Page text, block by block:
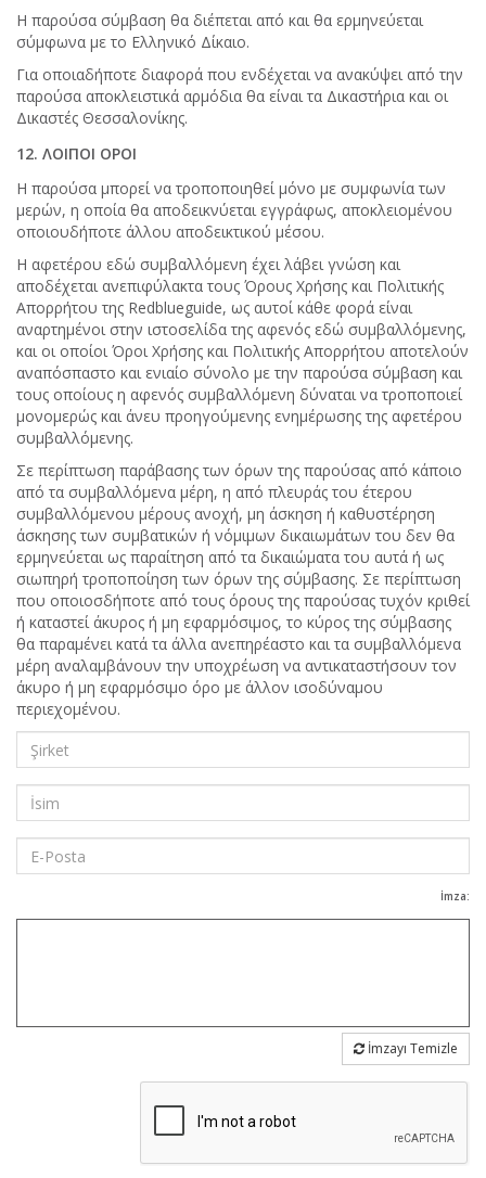
Η παρούσα σύμβαση θα διέπεται από και θα ερμηνεύεται
σύμφωνα με το Ελληνικό Δίκαιο.
Για οποιαδήποτε διαφορά που ενδέχεται να ανακύψει από την
παρούσα αποκλειστικά αρμόδια θα είναι τα Δικαστήρια και οι
Δικαστές Θεσσαλονίκης.
12. ΛΟΙΠΟΙ ΟΡΟΙ
Η παρούσα μπορεί να τροποποιηθεί μόνο με συμφωνία των
μερών, η οποία θα αποδεικνύεται εγγράφως, αποκλειομένου
οποιουδήποτε άλλου αποδεικτικού μέσου.
Η αφετέρου εδώ συμβαλλόμενη έχει λάβει γνώση και
αποδέχεται ανεπιφύλακτα τους Όρους Χρήσης και Πολιτικής
Απορρήτου της Redblueguide, ως αυτοί κάθε φορά είναι
αναρτημένοι στην ιστοσελίδα της αφενός εδώ συμβαλλόμενης,
και οι οποίοι Όροι Χρήσης και Πολιτικής Απορρήτου αποτελούν
αναπόσπαστο και ενιαίο σύνολο με την παρούσα σύμβαση και
τους οποίους η αφενός συμβαλλόμενη δύναται να τροποποιεί
μονομερώς και άνευ προηγούμενης ενημέρωσης της αφετέρου
συμβαλλόμενης.
Σε περίπτωση παράβασης των όρων της παρούσας από κάποιο
από τα συμβαλλόμενα μέρη, η από πλευράς του έτερου
συμβαλλόμενου μέρους ανοχή, μη άσκηση ή καθυστέρηση
άσκησης των συμβατικών ή νόμιμων δικαιωμάτων του δεν θα
ερμηνεύεται ως παραίτηση από τα δικαιώματα του αυτά ή ως
σιωπηρή τροποποίηση των όρων της σύμβασης. Σε περίπτωση
που οποιοσδήποτε από τους όρους της παρούσας τυχόν κριθεί
ή καταστεί άκυρος ή μη εφαρμόσιμος, το κύρος της σύμβασης
θα παραμένει κατά τα άλλα ανεπηρέαστο και τα συμβαλλόμενα
μέρη αναλαμβάνουν την υποχρέωση να αντικαταστήσουν τον
άκυρο ή μη εφαρμόσιμο όρο με άλλον ισοδύναμου
περιεχομένου.
İmza:
İmzayı Temizle